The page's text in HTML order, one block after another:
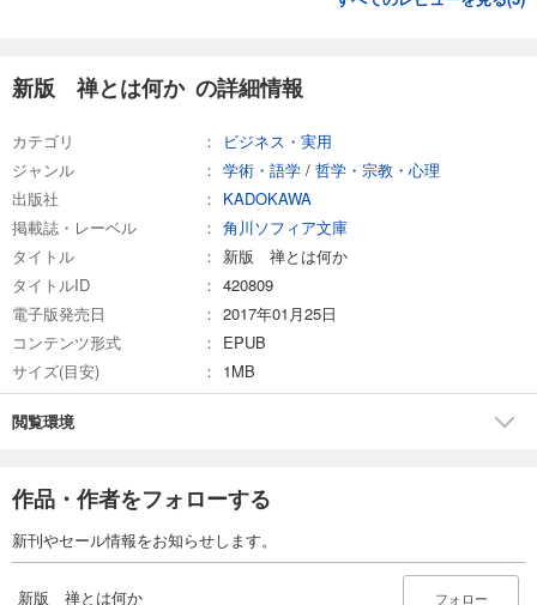
新版 禅とは何か の詳細情報
カテゴリ
ビジネス・実用
ジャンル
学術・語学 / 哲学・宗教・心理
出版社
KADOKAWA
掲載誌・レーベル
角川ソフィア文庫
タイトル
新版 禅とは何か
タイトルID
420809
電子版発売日
2017年01月25日
コンテンツ形式
EPUB
サイズ(目安)
1MB
閲覧環境
作品・作者をフォローする
新刊やセール情報をお知らせします。
新版 禅とは何か フォロー